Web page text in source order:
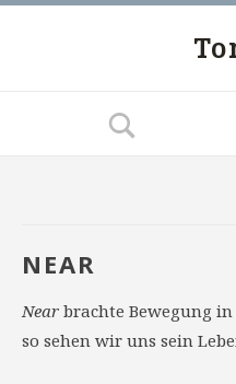
NEAR
Near brachte Bewegung
so sehen wir uns sein